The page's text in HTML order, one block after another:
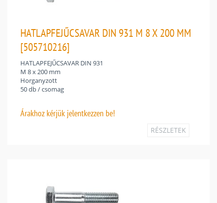
HATLAPFEJŰCSAVAR DIN 931 M 8 X 200 MM
[505710216]
HATLAPFEJŰCSAVAR DIN 931
M 8 x 200 mm
Horganyzott
50 db / csomag
Árakhoz kérjük jelentkezzen be!
RÉSZLETEK